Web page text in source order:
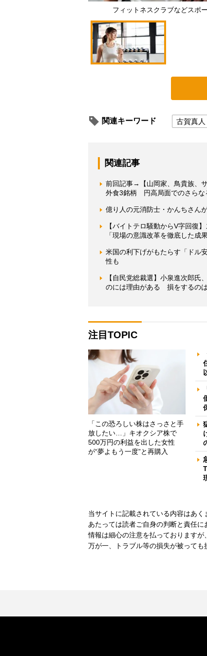
フィットネスクラブなどスポ
関連キーワード 古賀真人
関連記事
前回記事→【山岡家、鳥貴族、
外食3銘柄 円高局面でのさらな
億り人の元消防士・かんちさん
【バイトテロ騒動からV字回復
「現場の意識改革を徹底した成
米国の利下げがもたらす「ドル
性も
【自民党総裁選】小泉進次郎
のには理由がある 損をするのは
注目TOPIC
「この恐ろしい株はさっさと手
放したい…」キオクシア株で
500万円の利益を出した女性
が“夢よもう一度”と再購入
当サイトに記載されている内容はあ
あたっては読者ご自身の判断と責任
情報は細心の注意を払っておりますが
万が一、トラブル等の損失が被っても